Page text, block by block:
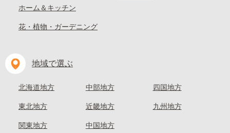
ホーム＆キッチン
花・植物・ガーデニング
地域で選ぶ
北海道地方
東北地方
関東地方
中部地方
近畿地方
中国地方
四国地方
九州地方